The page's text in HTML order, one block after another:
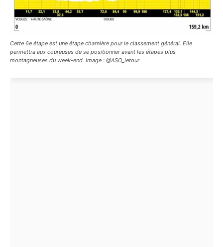
Cette 6e étape est une étape charnière pour le classement général. Elle
permettra aux coureuses de se positionner avant les étapes plus
montagneuses du week-end. Image : @ASO_letour